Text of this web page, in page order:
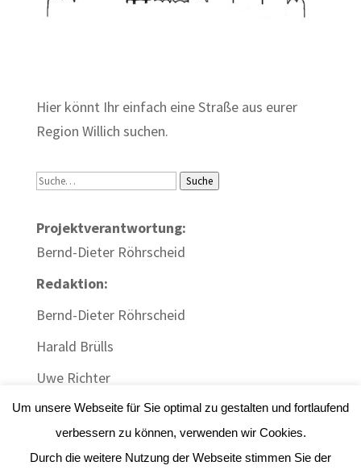
Hier könnt Ihr einfach eine Straße aus eurer
Region Willich suchen.
Suche Suche
Projektverantwortung:
Bernd-Dieter Röhrscheid
Redaktion:
Bernd-Dieter Röhrscheid
Harald Brülls
Uwe Richter
Um unsere Webseite für Sie optimal zu gestalten und fortlaufend
verbessern zu können, verwenden wir Cookies.
Durch die weitere Nutzung der Webseite stimmen Sie der